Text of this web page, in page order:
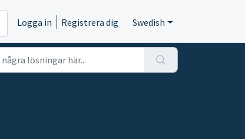
Logga in Registrera dig Swedish